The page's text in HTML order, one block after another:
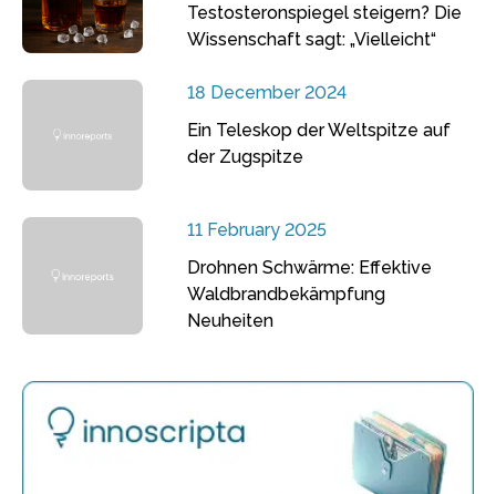
Testosteronspiegel steigern? Die
Wissenschaft sagt: „Vielleicht“
18 December 2024
Ein Teleskop der Weltspitze auf
der Zugspitze
11 February 2025
Drohnen Schwärme: Effektive
Waldbrandbekämpfung
Neuheiten